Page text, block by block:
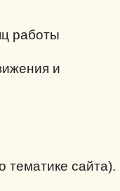
работы
и
тематике сайта).